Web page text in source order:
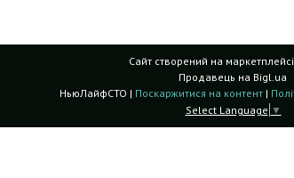
Сайт створений на маркетплейсі
Продавець на Bigl.ua
НьюЛайфСТО | Поскаржитися на контент |
Select Language ▼